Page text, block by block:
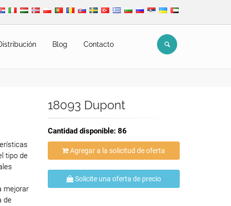
Blog Contacto
18093 Dupont
Cantidad disponible: 86
Agregar a la solicitud de oferta
Solicite una oferta de precio
tipo de
mejorar
de